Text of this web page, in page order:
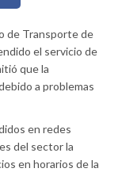
de Transporte de
el servicio de
que la
a problemas
en redes
del sector la
en horarios de la